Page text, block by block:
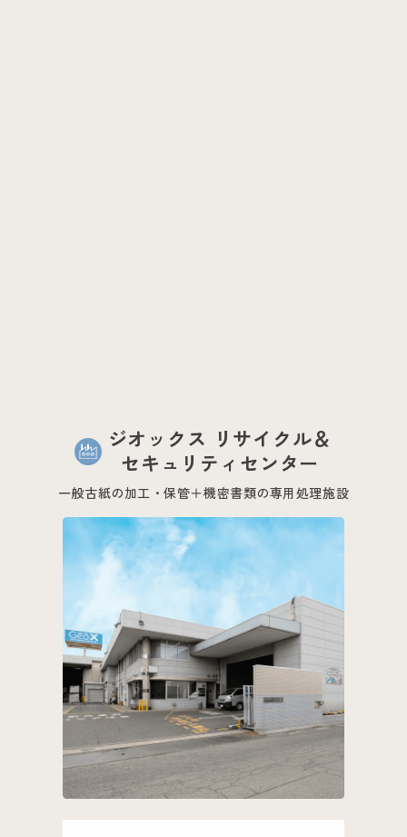
ジオックス リサイクル＆
セキュリティセンター
一般古紙の加工・保管＋機密書類の専用処理施設